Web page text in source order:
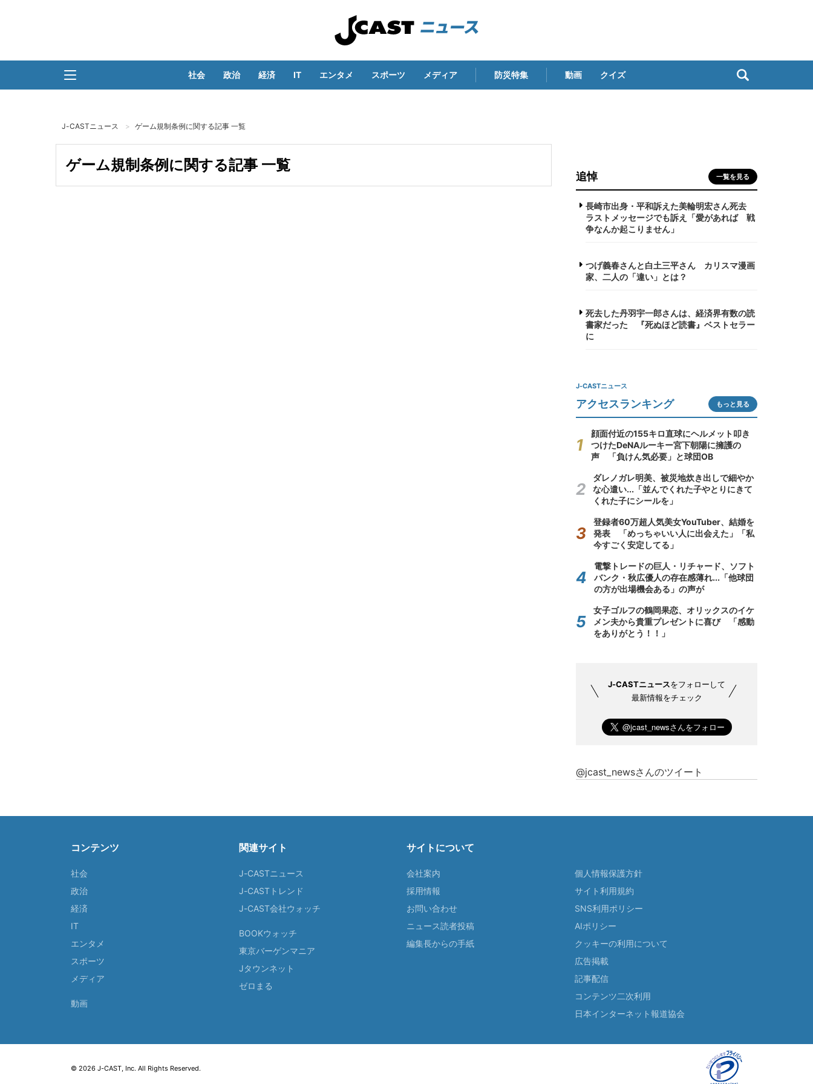
社会 政治 経済 IT エンタメ スポーツ メディア 防災特集 動画 クイズ
J-CASTニュース ゲーム規制条例に関する記事 一覧
ゲーム規制条例に関する記事 一覧
追悼 一覧を見る
長崎市出身・平和訴えた美輪明宏さん死去
ラストメッセージでも訴え「愛があれば 戦
争なんか起こりません」
つげ義春さんと白土三平さん カリスマ漫画
家、二人の「違い」とは？
死去した丹羽宇一郎さんは、経済界有数の読
書家だった 『死ぬほど読書』ベストセラー
に
J-CASTニュース
アクセスランキング もっと見る
顔面付近の155キロ直球にヘルメット叩き
つけたDeNAルーキー宮下朝陽に擁護の
声 「負けん気必要」と球団OB
ダレノガレ明美、被災地炊き出しで細やか
な心遣い...「並んでくれた子やとりにきて
くれた子にシールを」
登録者60万超人気美女YouTuber、結婚を
発表 「めっちゃいい人に出会えた」「私
今すごく安定してる」
電撃トレードの巨人・リチャード、ソフト
バンク・秋広優人の存在感薄れ...「他球団
の方が出場機会ある」の声が
女子ゴルフの鶴岡果恋、オリックスのイケ
メン夫から貴重プレゼントに喜び 「感動
をありがとう！！」
J-CASTニュースをフォローして
最新情報をチェック
@jcast_newsさんのツイート
コンテンツ
社会
政治
経済
IT
エンタメ
スポーツ
メディア
動画
関連サイト
J-CASTニュース
J-CASTトレンド
J-CAST会社ウォッチ
BOOKウォッチ
東京バーゲンマニア
Jタウンネット
ゼロまる
サイトについて
会社案内
採用情報
お問い合わせ
ニュース読者投稿
編集長からの手紙
個人情報保護方針
サイト利用規約
SNS利用ポリシー
AIポリシー
クッキーの利用について
広告掲載
記事配信
コンテンツ二次利用
日本インターネット報道協会
© 2026 J-CAST, Inc. All Rights Reserved.